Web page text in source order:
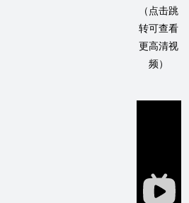
（点击跳
转可查看
更高清视
频）